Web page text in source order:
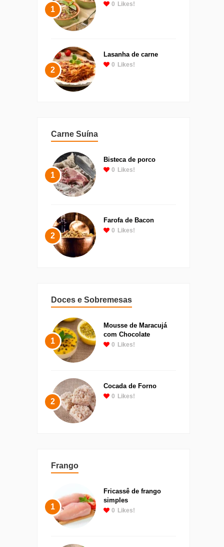
1
0 Likes!
2
Lasanha de carne
0 Likes!
Carne Suína
1
Bisteca de porco
0 Likes!
2
Farofa de Bacon
0 Likes!
Doces e Sobremesas
1
Mousse de Maracujá
com Chocolate
0 Likes!
2
Cocada de Forno
0 Likes!
Frango
1
Fricassê de frango
simples
0 Likes!